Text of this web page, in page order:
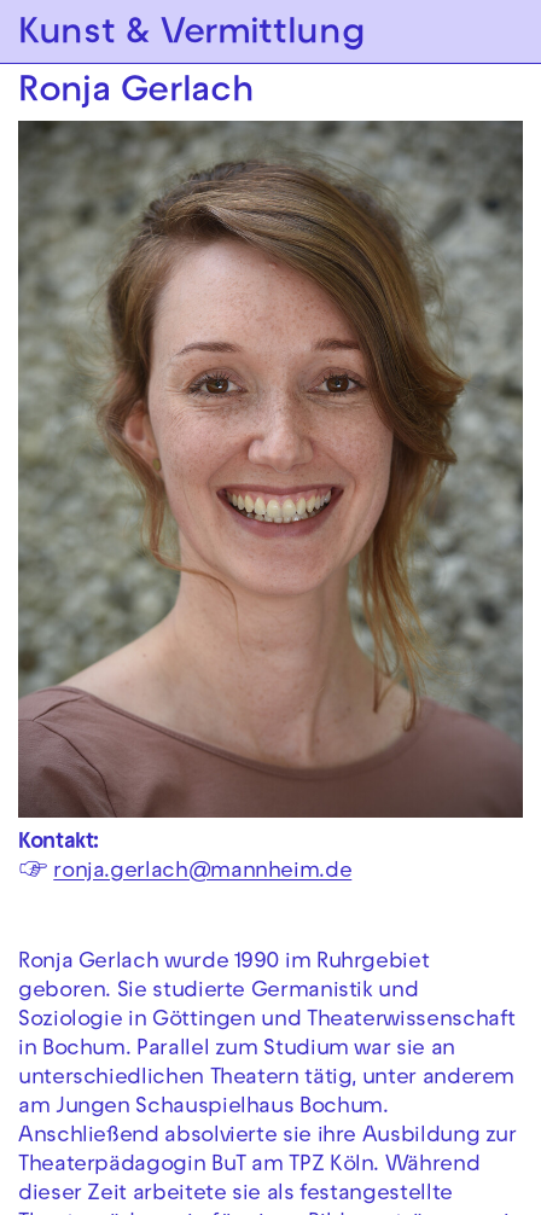
Zur Hauptnavigation springen
Zum Hauptinhalt springen
Kunst & Vermittlung
Ronja Gerlach
Kontakt:
☞ ronja.gerlach@mannheim.de
Ronja Gerlach wurde 1990 im Ruhrgebiet
geboren. Sie studierte Germanistik und
Soziologie in Göttingen und Theaterwissenschaft
in Bochum. Parallel zum Studium war sie an
unterschiedlichen Theatern tätig, unter anderem
am Jungen Schauspielhaus Bochum.
Anschließend absolvierte sie ihre Ausbildung zur
Theaterpädagogin BuT am TPZ Köln. Während
dieser Zeit arbeitete sie als festangestellte